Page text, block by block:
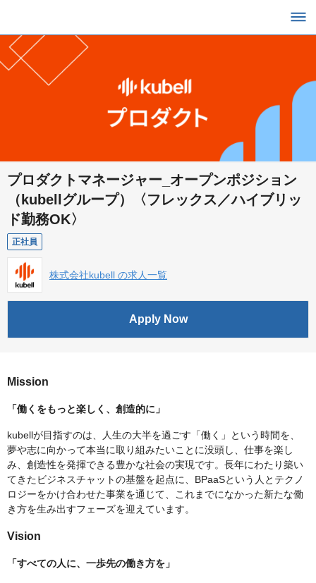
プロダクトマネージャー_オープンポジション
（kubellグループ）〈フレックス／ハイブリッ
ド勤務OK〉
正社員
株式会社kubell の求人一覧
Apply Now
Mission
「働くをもっと楽しく、創造的に」
kubellが目指すのは、人生の大半を過ごす「働く」という時間を、
夢や志に向かって本当に取り組みたいことに没頭し、仕事を楽し
み、創造性を発揮できる豊かな社会の実現です。長年にわたり築い
てきたビジネスチャットの基盤を起点に、BPaaSという人とテクノ
ロジーをかけ合わせた事業を通じて、これまでになかった新たな働
き方を生み出すフェーズを迎えています。
Vision
「すべての人に、一歩先の働き方を」